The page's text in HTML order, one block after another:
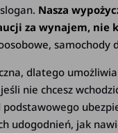
Nasza
za wynajem,
dlatego
nie chcesz
udogodnień, jak